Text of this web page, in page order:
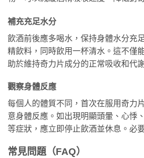
補充充足水分
飲酒前後應多喝水，保持身體水分充
精飲料，同時飲用一杯清水。這不僅
助於維持奇力片成分的正常吸收和代
觀察身體反應
每個人的體質不同，首次在服用奇力
意身體反應。如出現明顯頭暈、心悸
等症狀，應立即停止飲酒並休息。必
常見問題（FAQ）